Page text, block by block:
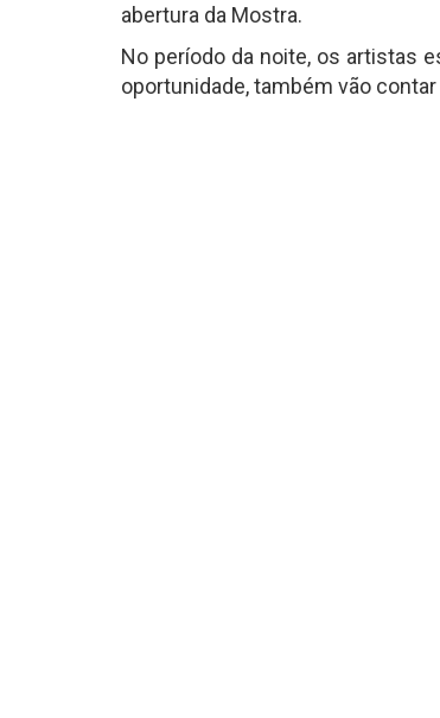
abertura da Mostra.
No período da noite, os artistas
oportunidade, também vão